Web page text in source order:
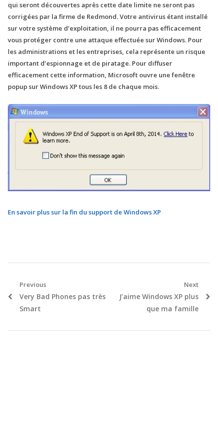
qui seront découvertes après cette date limite ne seront pas
corrigées par la firme de Redmond. Votre antivirus étant installé
sur votre système d’exploitation, il ne pourra pas efficacement
vous protéger contre une attaque effectuée sur Windows. Pour
les administrations et les entreprises, cela représente un risque
important d’espionnage et de piratage. Pour diffuser
efficacement cette information, Microsoft ouvre une fenêtre
popup sur Windows XP tous les 8 de chaque mois.
En savoir plus sur la fin du support de Windows XP
Navigation
de
l’article
Previous
Previous
post:
Very Bad Phones pas très
Smart
Next
Next
J’aime Windows XP plus
que ma famille